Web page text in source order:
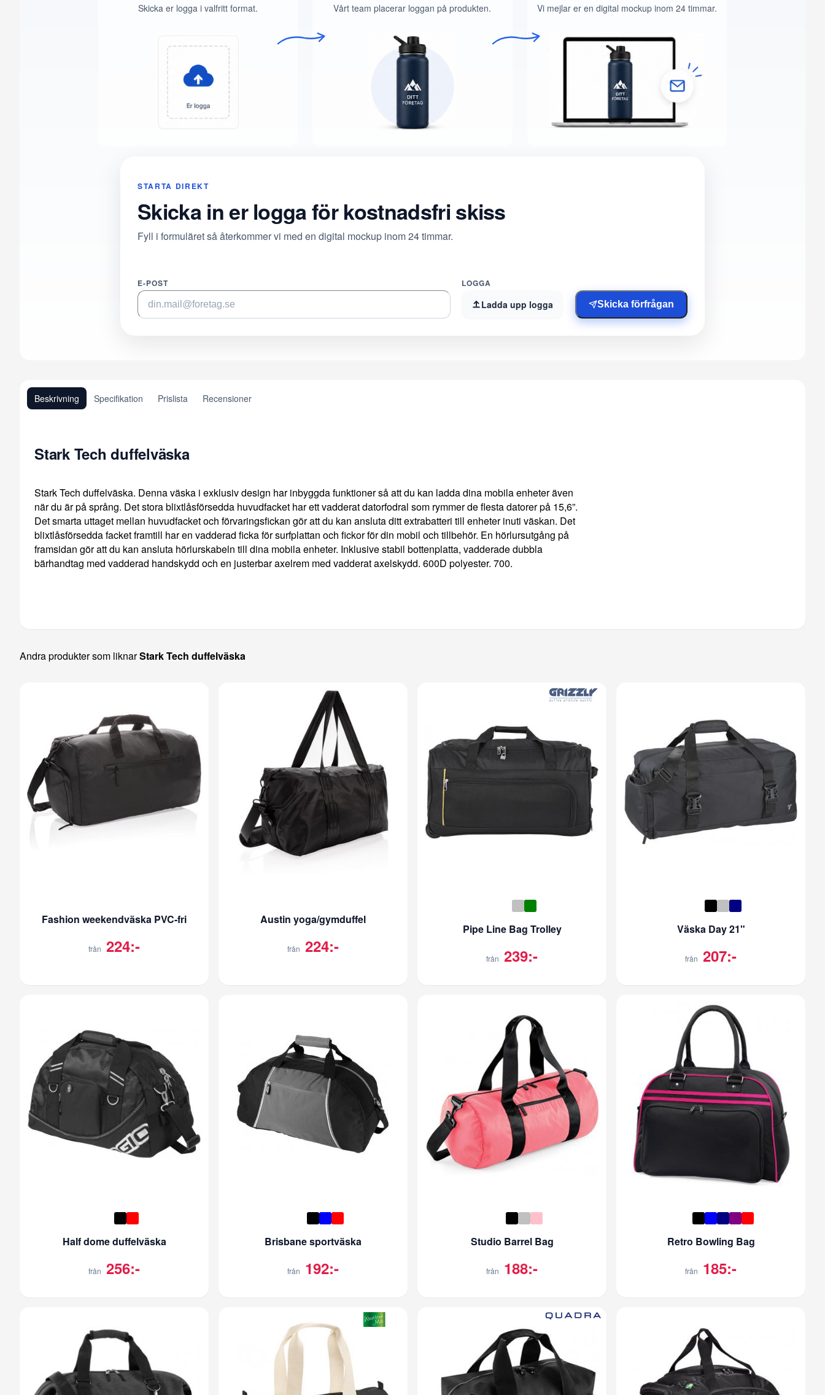
Skicka er logga i valfritt format. Vårt team placerar loggan på produkten. Vi mejlar er en digital mockup inom 24 timmar.
STARTA DIREKT
Skicka in er logga för kostnadsfri skiss
Fyll i formuläret så återkommer vi med en digital mockup inom 24 timmar.
E-POST LOGGA
Ladda upp logga Skicka förfrågan
Beskrivning Specifikation Prislista Recensioner
Stark Tech duffelväska
Stark Tech duffelväska. Denna väska i exklusiv design har inbyggda funktioner så att du kan ladda dina mobila enheter även
när du är på språng. Det stora blixtlåsförsedda huvudfacket har ett vadderat datorfodral som rymmer de flesta datorer på 15,6”.
Det smarta uttaget mellan huvudfacket och förvaringsfickan gör att du kan ansluta ditt extrabatteri till enheter inuti väskan. Det
blixtlåsförsedda facket framtill har en vadderad ficka för surfplattan och fickor för din mobil och tillbehör. En hörlursutgång på
framsidan gör att du kan ansluta hörlurskabeln till dina mobila enheter. Inklusive stabil bottenplatta, vadderade dubbla
bärhandtag med vadderad handskydd och en justerbar axelrem med vadderat axelskydd. 600D polyester. 700.
Andra produkter som liknarStark Tech duffelväska
Fashion weekendväska PVC-fri
från 224:-
Austin yoga/gymduffel
från 224:-
Pipe Line Bag Trolley
från 239:-
Väska Day 21"
från 207:-
Half dome duffelväska
från 256:-
Brisbane sportväska
från 192:-
Studio Barrel Bag
från 188:-
Retro Bowling Bag
från 185:-